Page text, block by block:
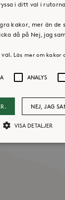
Press
i ditt val i
kakor, mer än
då på Nej, jag
Läs mer om
ANALYS
NEJ, JAG
VISA DETALJER